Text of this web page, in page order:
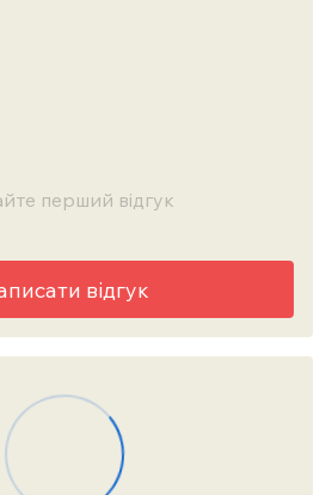
перший відгук
відгук